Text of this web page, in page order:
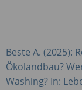
Beste A. (2025):
Ökolandbau?
Washing? In: